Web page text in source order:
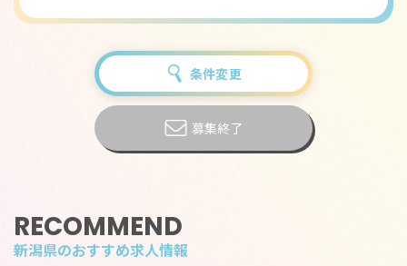
条件変更
募集終了
RECOMMEND
新潟県のおすすめ求人情報